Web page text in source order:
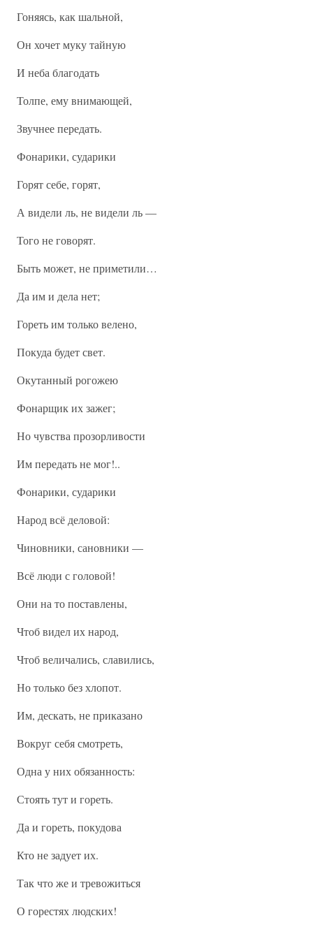
Гоняясь, как шальной,
Он хочет муку тайную
И неба благодать
Толпе, ему внимающей,
Звучнее передать.
Фонарики, сударики
Горят себе, горят,
А видели ль, не видели ль —
Того не говорят.
Быть может, не приметили…
Да им и дела нет;
Гореть им только велено,
Покуда будет свет.
Окутанный рогожею
Фонарщик их зажег;
Но чувства прозорливости
Им передать не мог!..
Фонарики, сударики
Народ всё деловой:
Чиновники, сановники —
Всё люди с головой!
Они на то поставлены,
Чтоб видел их народ,
Чтоб величались, славились,
Но только без хлопот.
Им, дескать, не приказано
Вокруг себя смотреть,
Одна у них обязанность:
Стоять тут и гореть.
Да и гореть, покудова
Кто не задует их.
Так что же и тревожиться
О горестях людских!